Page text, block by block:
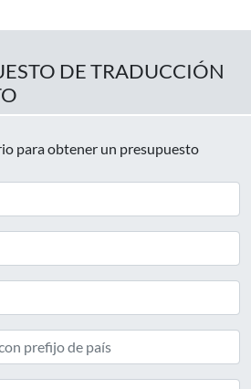
DE TRADUCCIÓN
para obtener un presupuesto